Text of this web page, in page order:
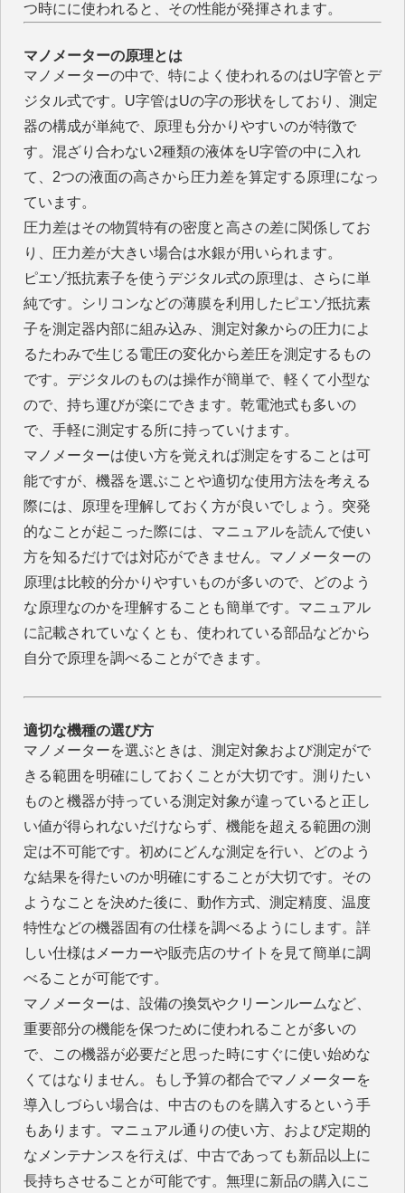
つ時にに使われると、その性能が発揮されます。
マノメーターの原理とは
マノメーターの中で、特によく使われるのはU字管とデ
ジタル式です。U字管はUの字の形状をしており、測定
器の構成が単純で、原理も分かりやすいのが特徴で
す。混ざり合わない2種類の液体をU字管の中に入れ
て、2つの液面の高さから圧力差を算定する原理になっ
ています。
圧力差はその物質特有の密度と高さの差に関係してお
り、圧力差が大きい場合は水銀が用いられます。
ピエゾ抵抗素子を使うデジタル式の原理は、さらに単
純です。シリコンなどの薄膜を利用したピエゾ抵抗素
子を測定器内部に組み込み、測定対象からの圧力によ
るたわみで生じる電圧の変化から差圧を測定するもの
です。デジタルのものは操作が簡単で、軽くて小型な
ので、持ち運びが楽にできます。乾電池式も多いの
で、手軽に測定する所に持っていけます。
マノメーターは使い方を覚えれば測定をすることは可
能ですが、機器を選ぶことや適切な使用方法を考える
際には、原理を理解しておく方が良いでしょう。突発
的なことが起こった際には、マニュアルを読んで使い
方を知るだけでは対応ができません。マノメーターの
原理は比較的分かりやすいものが多いので、どのよう
な原理なのかを理解することも簡単です。マニュアル
に記載されていなくとも、使われている部品などから
自分で原理を調べることができます。
適切な機種の選び方
マノメーターを選ぶときは、測定対象および測定がで
きる範囲を明確にしておくことが大切です。測りたい
ものと機器が持っている測定対象が違っていると正し
い値が得られないだけならず、機能を超える範囲の測
定は不可能です。初めにどんな測定を行い、どのよう
な結果を得たいのか明確にすることが大切です。その
ようなことを決めた後に、動作方式、測定精度、温度
特性などの機器固有の仕様を調べるようにします。詳
しい仕様はメーカーや販売店のサイトを見て簡単に調
べることが可能です。
マノメーターは、設備の換気やクリーンルームなど、
重要部分の機能を保つために使われることが多いの
で、この機器が必要だと思った時にすぐに使い始めな
くてはなりません。もし予算の都合でマノメーターを
導入しづらい場合は、中古のものを購入するという手
もあります。マニュアル通りの使い方、および定期的
なメンテナンスを行えば、中古であっても新品以上に
長持ちさせることが可能です。無理に新品の購入にこ